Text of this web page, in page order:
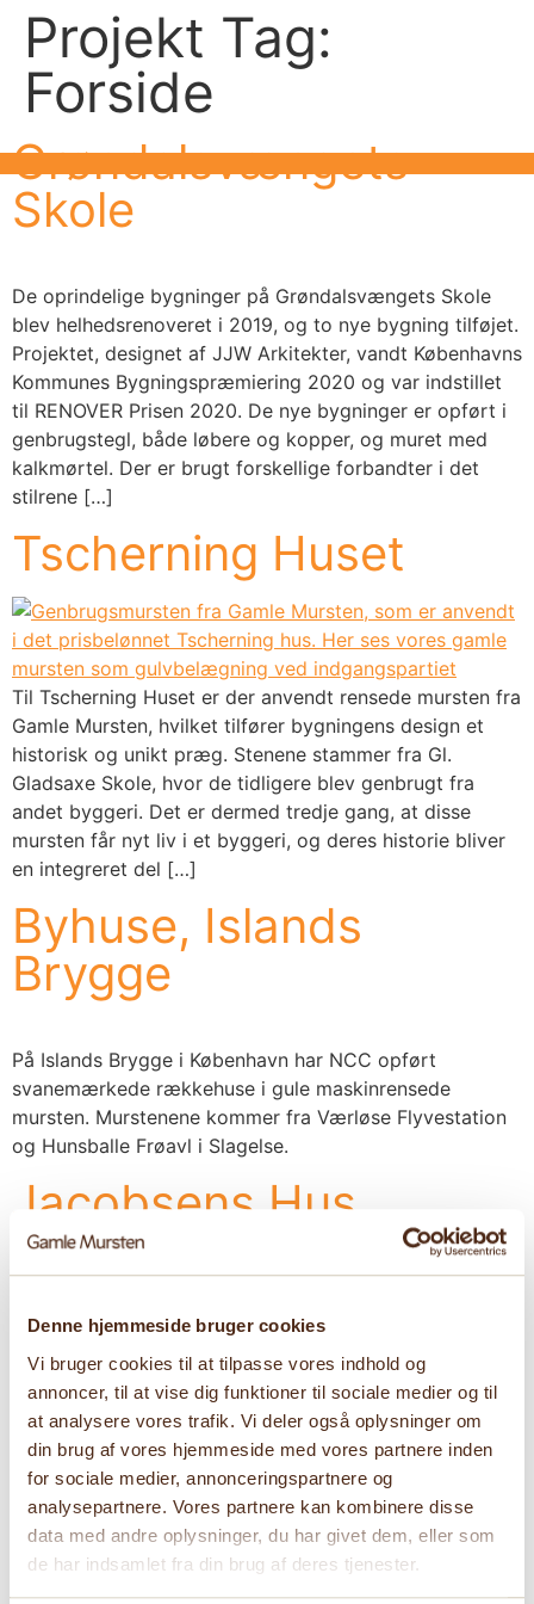
Denne hjemmeside bruger cookies
Vi bruger cookies til at tilpasse vores indhold og
annoncer, til at vise dig funktioner til sociale medier og til
at analysere vores trafik. Vi deler også oplysninger om
din brug af vores hjemmeside med vores partnere inden
for sociale medier, annonceringspartnere og
analysepartnere. Vores partnere kan kombinere disse
data med andre oplysninger, du har givet dem, eller som
de har indsamlet fra din brug af deres tjenester.
Projekt Tag:
Forside
Grøndalsvængets
Skole
De oprindelige bygninger på Grøndalsvængets Skole
blev helhedsrenoveret i 2019, og to nye bygning tilføjet.
Projektet, designet af JJW Arkitekter, vandt Københavns
Kommunes Bygningspræmiering 2020 og var indstillet
til RENOVER Prisen 2020. De nye bygninger er opført i
genbrugstegl, både løbere og kopper, og muret med
kalkmørtel. Der er brugt forskellige forbandter i det
stilrene […]
Tscherning Huset
Til Tscherning Huset er der anvendt rensede mursten fra
Gamle Mursten, hvilket tilfører bygningens design et
historisk og unikt præg. Stenene stammer fra Gl.
Gladsaxe Skole, hvor de tidligere blev genbrugt fra
andet byggeri. Det er dermed tredje gang, at disse
mursten får nyt liv i et byggeri, og deres historie bliver
en integreret del […]
Byhuse, Islands
Brygge
På Islands Brygge i København har NCC opført
svanemærkede rækkehuse i gule maskinrensede
mursten. Murstenene kommer fra Værløse Flyvestation
og Hunsballe Frøavl i Slagelse.
Jacobsens Hus,
Carlsbergbyen
At the top of Valby Bakke sits Jakobsens Hus with
magnificent views of Søndermarken and the new
Carlsberg Byen. Here, history is preserved yet
continued wwith the use of yellow patinated bricks,
originally from the iconic Søndermarkshus from 1878.
The bricks link the past and present, creating a visual
connection between the new and old […]